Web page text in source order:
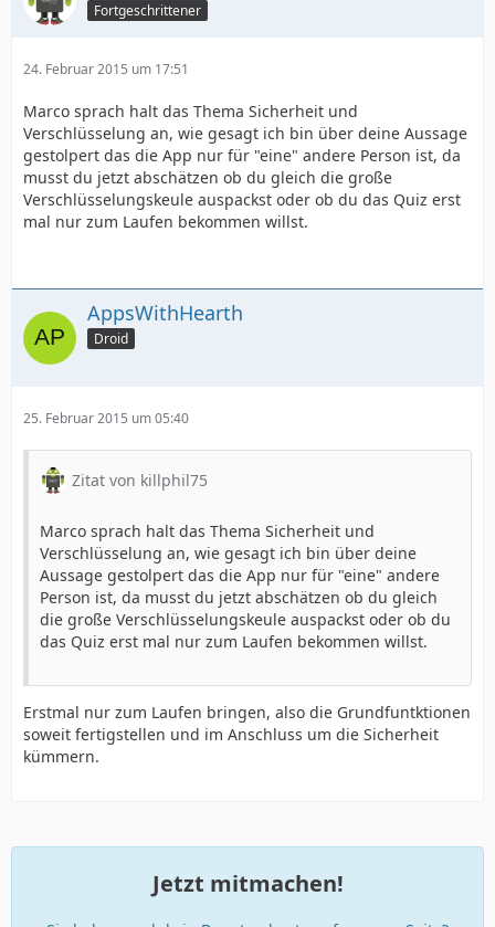
Fortgeschrittener
24. Februar 2015 um 17:51
Marco sprach halt das Thema Sicherheit und
Verschlüsselung an, wie gesagt ich bin über deine Aussage
gestolpert das die App nur für "eine" andere Person ist, da
musst du jetzt abschätzen ob du gleich die große
Verschlüsselungskeule auspackst oder ob du das Quiz erst
mal nur zum Laufen bekommen willst.
AppsWithHearth
Droid
25. Februar 2015 um 05:40
Zitat von killphil75
Marco sprach halt das Thema Sicherheit und
Verschlüsselung an, wie gesagt ich bin über deine
Aussage gestolpert das die App nur für "eine" andere
Person ist, da musst du jetzt abschätzen ob du gleich
die große Verschlüsselungskeule auspackst oder ob du
das Quiz erst mal nur zum Laufen bekommen willst.
Erstmal nur zum Laufen bringen, also die Grundfuntktionen
soweit fertigstellen und im Anschluss um die Sicherheit
kümmern.
Jetzt mitmachen!